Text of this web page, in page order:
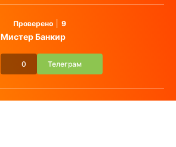
Проверено 9
Мистер Банкир
0 Телеграм